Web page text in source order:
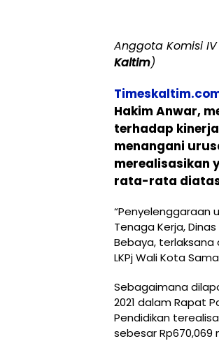
Anggota Komisi
Kaltim)
Hakim Anwar,
terhadap
menangani
merealisasikan
rata-rata diatas
“Penyelenggaraan
Tenaga Kerja,
Bebaya, terlaksana
LKPj Wali Kota
Sebagaimana
2021 dalam Rapat
Pendidikan
sebesar Rp670,069